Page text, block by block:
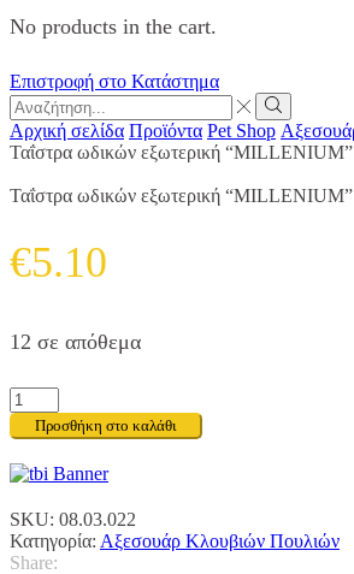
No products in the cart.
Επιστροφή στο Κατάστημα
Search
input
Search
Αρχική σελίδα Προϊόντα Pet Shop
Ταΐστρα ωδικών εξωτερική
Ταΐστρα ωδικών εξωτερική
€5.10
12 σε απόθεμα
Ταΐστρα
ωδικών
εξωτερική
“MILLENIUM”
Maxi
Προσθήκη στο καλάθι
SKU: 08.03.022
Κατηγορία: Αξεσουάρ Κλουβιών Πουλιών
Share: